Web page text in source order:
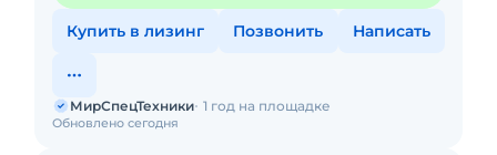
Купить в лизинг Позвонить Написать
Обновлено сегодня
МирСпецТехники 1 год на площадке